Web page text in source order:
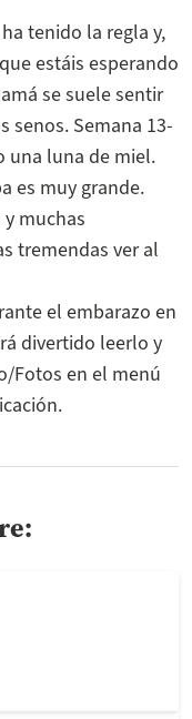
tenido la regla y,
estáis esperando
se suele sentir
senos. Semana 13-
una luna de miel.
es muy grande.
muchas
tremendas ver al
el embarazo en
divertido leerlo y
Fotos en el menú